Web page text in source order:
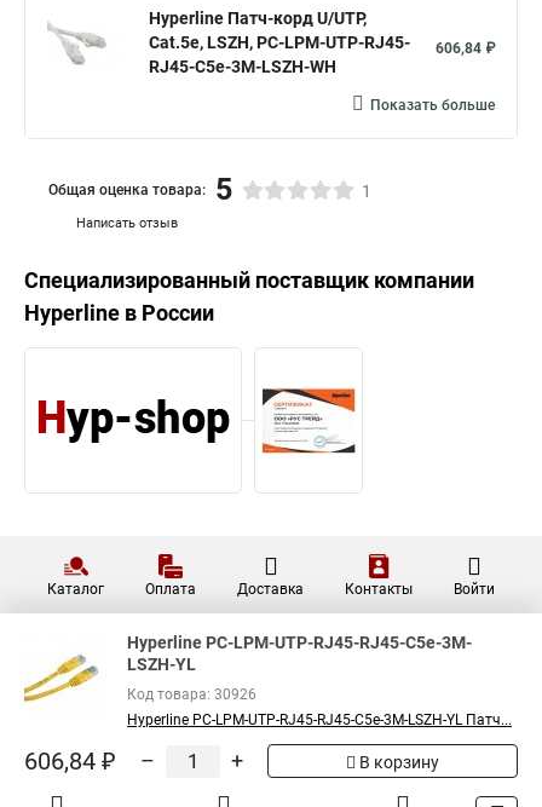
Аналоги по цене
379,08 ₽
Hyperline Патч-корд U/UTP,
Cat.5e, LSZH PC-LPM-UTP-RJ45-
Hyperline Патч-корд U/UTP,
Cat.5е, LSZH, PC-LPM-UTP-RJ45-
Hyperline
в России
Hyperline PC-LPM-UTP-RJ45-RJ45-C5e-3M-
LSZH-YL
Код товара: 30926
Hyperline PC-LPM-UTP-RJ45-RJ45-C5e-3M-LSZH-YL Патч...
606,84 ₽ – + В корзину